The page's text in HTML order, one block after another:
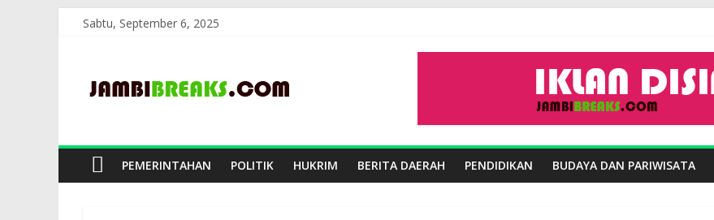
Sabtu, September 6, 2025
JambiBreaks
PEMERINTAHAN POLITIK HUKRIM BERITA DAERAH PENDIDIKAN BUDAYA DAN PARIWISATA